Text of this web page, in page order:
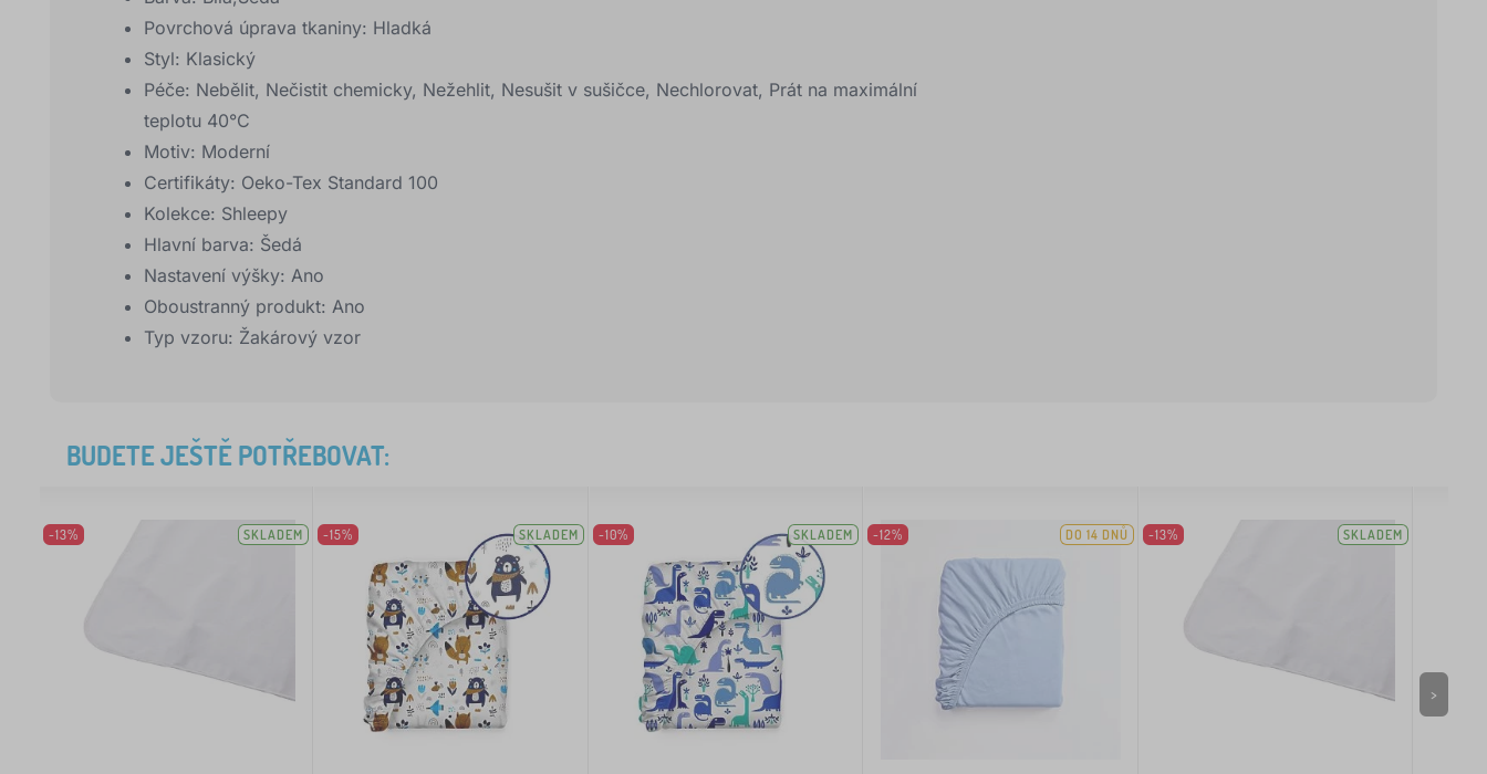
Povrchová úprava tkaniny: Hladká
Styl: Klasický
Péče: Nebělit, Nečistit chemicky, Nežehlit, Nesušit v sušičce, Nechlorovat, Prát na maximální
teplotu 40°C
Motiv: Moderní
Certifikáty: Oeko-Tex Standard 100
Kolekce: Shleepy
Hlavní barva: Šedá
Nastavení výšky: Ano
Oboustranný produkt: Ano
Typ vzoru: Žakárový vzor
BUDETE JEŠTĚ POTŘEBOVAT:
-13% SKLADEM -15% SKLADEM -10% SKLADEM -12% DO 14 DNŮ -13% SKLADEM
>